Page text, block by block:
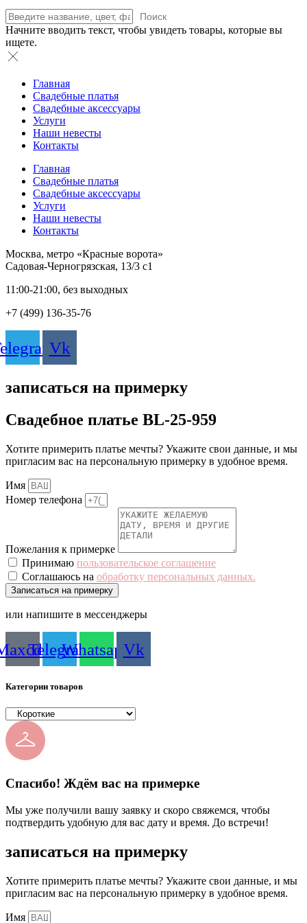
Поиск
Начните вводить текст, чтобы увидеть товары, которые вы
ищете.
Главная
Свадебные платья
Свадебные аксессуары
Услуги
Наши невесты
Контакты
Главная
Свадебные платья
Свадебные аксессуары
Услуги
Наши невесты
Контакты
Москва, метро «Красные ворота»
Садовая-Черногрязская, 13/3 с1
11:00-21:00, без выходных
+7 (499) 136-35-76
Vk
записаться на примерку
Свадебное платье BL-25-959
Хотите примерить платье мечты? Укажите свои данные, и мы
пригласим вас на персональную примерку в удобное время.
Имя
Номер телефона
Пожелания к примерке
Принимаю пользовательское соглашение
Соглашаюсь на обработку персональных данных.
Записаться на примерку
или напишите в мессенджеры
TelegramWhatsappVk
Категории товаров
Спасибо! Ждём вас на примерке
Мы уже получили вашу заявку и скоро свяжемся, чтобы
подтвердить удобную для вас дату и время. До встречи!
записаться на примерку
Хотите примерить платье мечты? Укажите свои данные, и мы
пригласим вас на персональную примерку в удобное время.
Имя